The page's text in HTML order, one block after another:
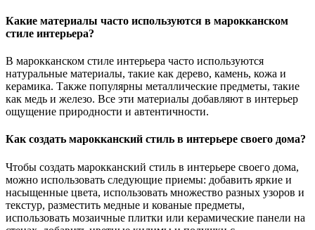
Какие материалы часто используются в марокканском
стиле интерьера?
В марокканском стиле интерьера часто используются
натуральные материалы, такие как дерево, камень, кожа и
керамика. Также популярны металлические предметы, такие
как медь и железо. Все эти материалы добавляют в интерьер
ощущение природности и автентичности.
Как создать марокканский стиль в интерьере своего дома?
Чтобы создать марокканский стиль в интерьере своего дома,
можно использовать следующие приемы: добавить яркие и
насыщенные цвета, использовать множество разных узоров и
текстур, разместить медные и кованые предметы,
использовать мозаичные плитки или керамические панели на